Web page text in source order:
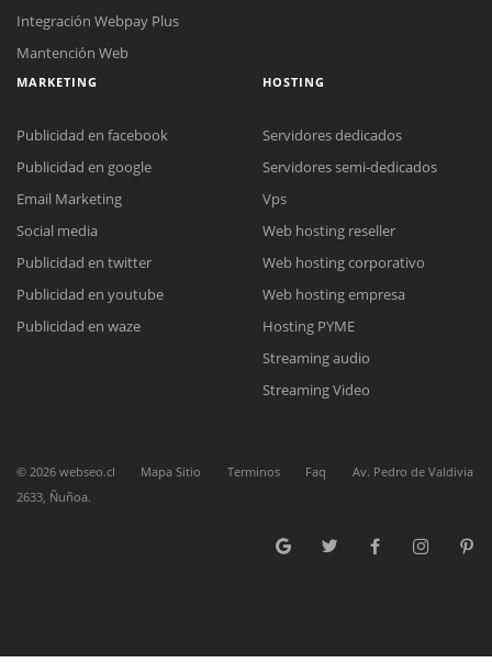
Reunión online
Nuestros ejecutivos le enviarán un correo electrónico con el enlace a
Meet para la reunión online.
Cotización
Complete el formulario y nos contactaremos a la brevedad.
Chat Online
para enviarnos un correo electrónico con sus datos personales.
Integración Webpay Plus
Mantención Web
MARKETING
Publicidad en facebook
Publicidad en google
Email Marketing
Social media
Publicidad en twitter
Publicidad en youtube
Publicidad en waze
HOSTING
Servidores dedicados
Servidores semi-dedicados
Vps
Web hosting reseller
Web hosting corporativo
Web hosting empresa
Hosting PYME
Streaming audio
Streaming Video
© 2026 webseo.cl Mapa Sitio Terminos Faq
Av. Pedro de Valdivia
2633, Ñuñoa.